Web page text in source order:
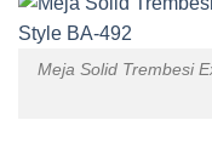
Meja Solid Trembesi